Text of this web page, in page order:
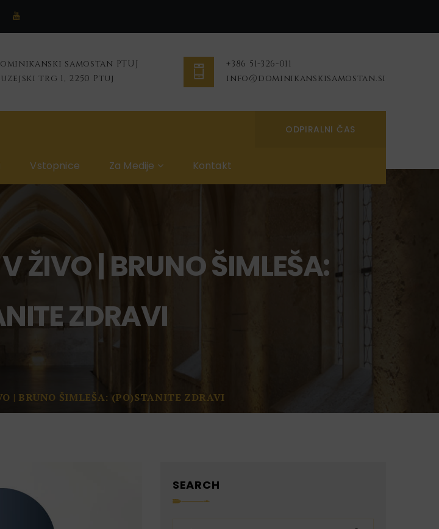
samostan PTUJ
trg 1, 2250 Ptuj
+386 51-326-011
info@dominikanskisamostan.si
ODPIRALNI ČAS
Vstopnice Za Medije Kontakt
ŽIVO | BRUNO ŠIMLEŠA:
ZDRAVI
| BRUNO ŠIMLEŠA: (PO)STANITE ZDRAVI
SEARCH